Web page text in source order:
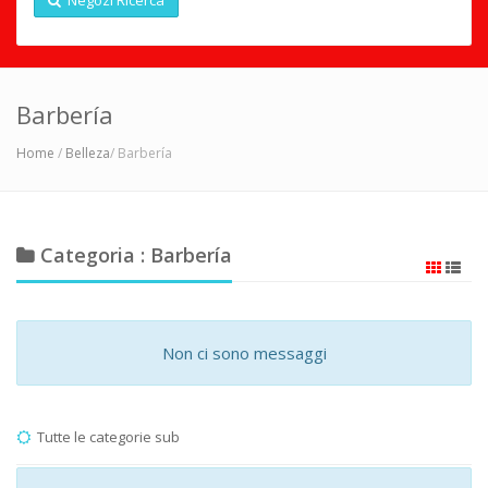
Barbería
Home / Belleza/ Barbería
Categoria : Barbería
Non ci sono messaggi
Tutte le categorie sub